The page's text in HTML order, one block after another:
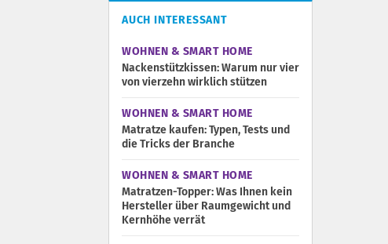
AUCH INTERESSANT
WOHNEN & SMART HOME
Nackenstützkissen: Warum nur vier
von vierzehn wirklich stützen
WOHNEN & SMART HOME
Matratze kaufen: Typen, Tests und
die Tricks der Branche
WOHNEN & SMART HOME
Matratzen-Topper: Was Ihnen kein
Hersteller über Raumgewicht und
Kernhöhe verrät